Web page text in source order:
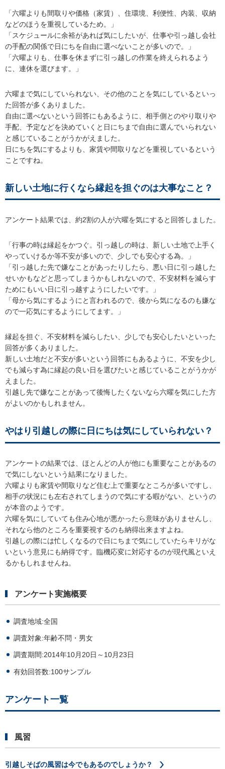
「六曜よりも間取りや価格（家賃）、住環境、利便性、内装、収納
などのほうを重視しているため。」
「スケジュールに余裕があれば気にしたいが、仕事や引っ越し会社
の手配の関係で日にちを自由に選べないことが多いので。」
「六曜よりも、仕事を休まずに引っ越しの作業を終えられるよう
に、連休を選びます。」
六曜まで気にしていられない、その他のことを気にしているといっ
た回答が多くありました。
自由に選べないという回答にもあるように、相手側とのやり取りや
手配、予定などを決めていくと日にちまで自由に選んでいられない
と感じていることがうかがえました。
日にちを気にするよりも、家賃や間取りなどを重視しているという
ことですね。
新しい土地に行くなら縁起を担ぐのは大事なこと？
アンケート結果では、約2割の人が六曜を気にすると回答しました。
「行事の時は縁起をかつぐ。引っ越しの時は、新しい土地で上手く
やっていけるか等不安が多いので、少しでも安心する為。」
「引っ越した先で嫌なことがあったりしたら、悪い日に引っ越した
せいかもなどと思ってしまうかもしれないので、不安材料を減らす
ためにもいい日に引っ越すようにしたいです。」
「母から気にするようにと言われるので、後から気になるのも嫌な
ので一応気にするようにしてます。」
縁起を担ぐ、不安材料を減らしたい、少しでも安心したいといった
回答が多くありました。
新しい土地だと不安が多いという回答にもあるように、不安を少し
でも減らす為に縁起の良い日を選びたいと感じていることがうかが
えました。
引越し先で嫌なことがあって後悔したくないなら六曜を気にした方
がよいのかもしれません。
やはり引越しの際に日にちは気にしていられない？
アンケートの結果では、ほとんどの人が他にも重要なことがあるの
で気にしないという結果になりました。
六曜よりも家賃や間取りなど住む上で重要なところが多いですし、
相手の状況にも左右されてしまうので気にする暇がない、というの
が本音のようです。
六曜を気にしていても住み心地が悪かったら意味がありませんし、
それなら他のところを重要視するのも納得出来ますよね。
引越しの際には忙しくなるので日にちまで気にしていたらキリがな
いという意見にも納得です。臨機応変に対応するのが現代風といえ
るかもしれませんね。
アンケート実施概要
調査地域:全国
調査対象:年齢不問・男女
調査期間:2014年10月20日～10月23日
有効回答数:100サンプル
アンケート一覧
風習
引越しそばの風習は今でもあるのでしょうか？